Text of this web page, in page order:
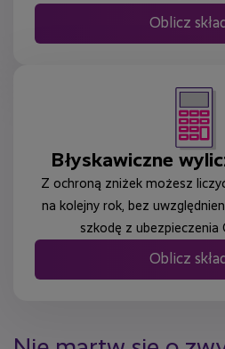
Oblicz
Błyskawiczne
Z ochroną zniżek możesz
na kolejny rok, bez
szkodę z ubezpieczenia
Oblicz